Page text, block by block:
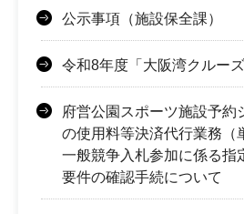
公示事項（施設保全課）
令和8年度「大阪湾クルー
府営公園スポーツ施設予約
の使用料等決済代行業務（
一般競争入札参加に係る指
要件の確認手続について